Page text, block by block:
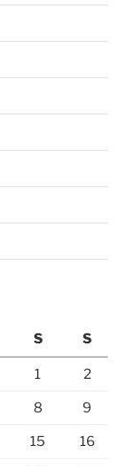
S S
1 2
8 9
15 16